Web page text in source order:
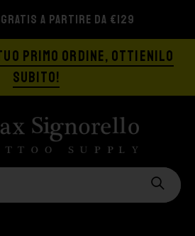
A PARTIRE DA €129
PRIMO ORDINE, OTTIENILO
SUBITO!